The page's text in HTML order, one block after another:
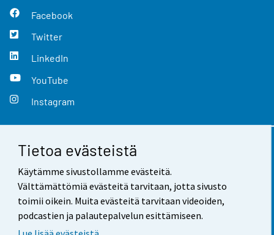
Tietoa evästeistä
Käytämme sivustollamme evästeitä.
Välttämättömiä evästeitä tarvitaan, jotta sivusto
toimii oikein. Muita evästeitä tarvitaan videoiden,
podcastien ja palautepalvelun esittämiseen.
Facebook
Twitter
LinkedIn
YouTube
Instagram
Yhteystiedot
Palaute
Käyttöehdot